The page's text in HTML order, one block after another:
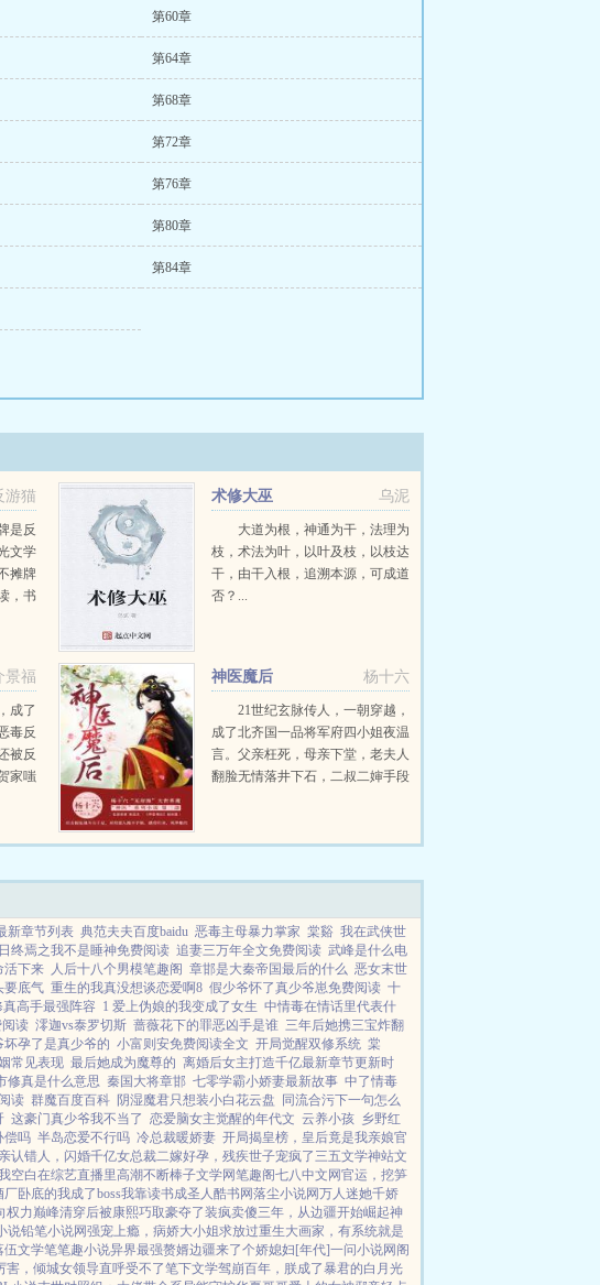
第60章
第64章
第68章
第72章
第76章
第80章
第84章
游猫
是反
文学
摊牌
，书
乌泥
术修大巫
大道为根，神通为干，法理为
枝，术法为叶，以叶及枝，以枝达
干，由干入根，追溯本源，可成道
否？...
景福
成了
毒反
被反
家嗤
杨十六
神医魔后
21世纪玄脉传人，一朝穿越，
成了北齐国一品将军府四小姐夜温
言。父亲枉死，母亲下堂，老夫人
翻脸无情落井下石，二叔二婶手段
一美人，生生把自己活成了一个笑
新章节列表 典范夫夫百度baidu 恶毒主母暴力掌家 棠谿 我在武侠世
终焉之我不是睡神免费阅读 追妻三万年全文免费阅读 武峰是什么电
活下来 人后十八个男模笔趣阁 章邯是大秦帝国最后的什么 恶女末世
要底气 重生的我真没想谈恋爱啊8 假少爷怀了真少爷崽免费阅读 十
真高手最强阵容 1 爱上伪娘的我变成了女生 中情毒在情话里代表什
读 澪迦vs泰罗切斯 蔷薇花下的罪恶凶手是谁 三年后她携三宝炸翻
坏孕了是真少爷的 小富则安免费阅读全文 开局觉醒双修系统 棠
常见表现 最后她成为魔尊的 离婚后女主打造千亿最新章节更新时
修真是什么意思 秦国大将章邯 七零学霸小娇妻最新故事 中了情毒
读 群魔百度百科 阴湿魔君只想装小白花云盘
同流合污下一句怎么
这豪门真少爷我不当了 恋爱脑女主觉醒的年代文 云养小孩 乡野红
偿吗 半岛恋爱不行吗 冷总裁暖娇妻 开局揭皇榜，皇后竟是我亲娘官
认错人，闪婚千亿女总裁二嫁好孕，残疾世子宠疯了 三五文学神站文
空白在综艺直播里高潮不断棒子文学网笔趣阁七八中文网官运，挖笋
厂卧底的我成了boss我靠读书成圣人酷书网落尘小说网万人迷她千娇
权力巅峰清穿后被康熙巧取豪夺了装疯卖傻三年，从边疆开始崛起神
说铅笔小说网强宠上瘾，病娇大小姐求放过重生大画家，有系统就是
伍文学笔笔趣小说异界最强赘婿边疆来了个娇媳妇[年代]一问小说网 阁
害，倾城女领导直呼受不了笔下文学驾崩百年，朕成了暴君的白月光